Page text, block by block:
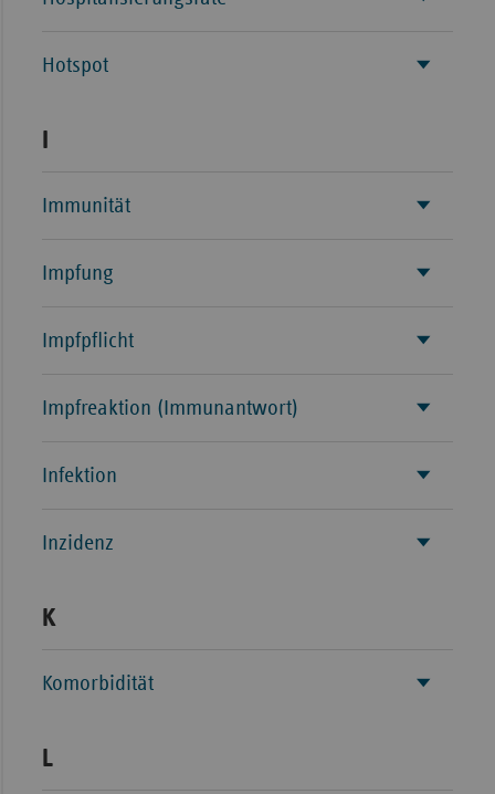
Hotspot
Immunität
Impfung
Impfpflicht
Impfreaktion (Immunantwort)
Infektion
Inzidenz
K
Komorbidität
L